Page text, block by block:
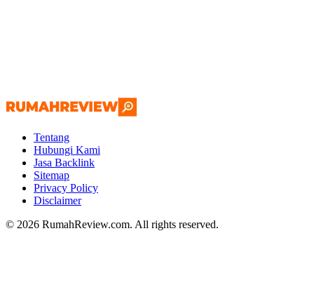
Tentang
Hubungi Kami
Jasa Backlink
Sitemap
Privacy Policy
Disclaimer
© 2026 RumahReview.com. All rights reserved.